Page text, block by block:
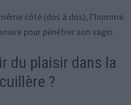
côté (dos à dos), l’homme
pour pénétrer son vagin.
du plaisir dans la
?